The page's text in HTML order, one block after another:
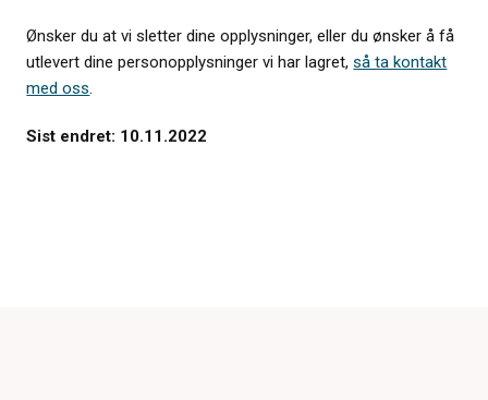
Ønsker du at vi sletter dine opplysninger, eller du ønsker å få
utlevert dine personopplysninger vi har lagret,så ta kontakt
med oss.
Sist endret: 10.11.2022